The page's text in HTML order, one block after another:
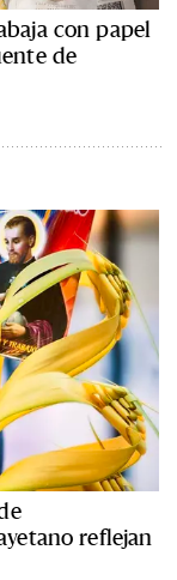
con papel
de
reflejan